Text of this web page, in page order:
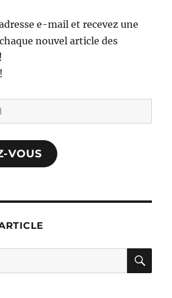
e-mail et recevez une
nouvel article des
VOUS